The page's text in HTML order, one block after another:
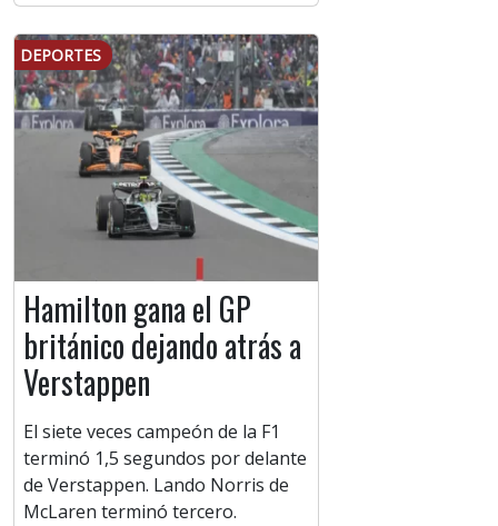
DEPORTES
Hamilton gana el GP
británico dejando atrás a
Verstappen
El siete veces campeón de la F1
terminó 1,5 segundos por delante
de Verstappen. Lando Norris de
McLaren terminó tercero.